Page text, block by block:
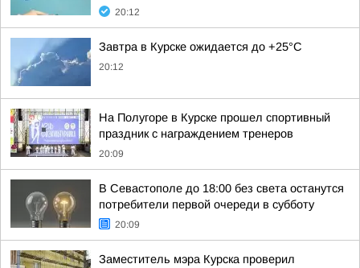
20:12
Завтра в Курске ожидается до +25°C
20:12
На Полугоре в Курске прошел спортивный
праздник с награждением тренеров
20:09
В Севастополе до 18:00 без света останутся
потребители первой очереди в субботу
20:09
Заместитель мэра Курска проверил